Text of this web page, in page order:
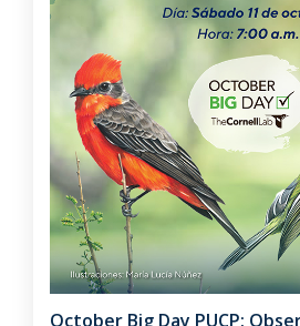
October Big Day PUCP: